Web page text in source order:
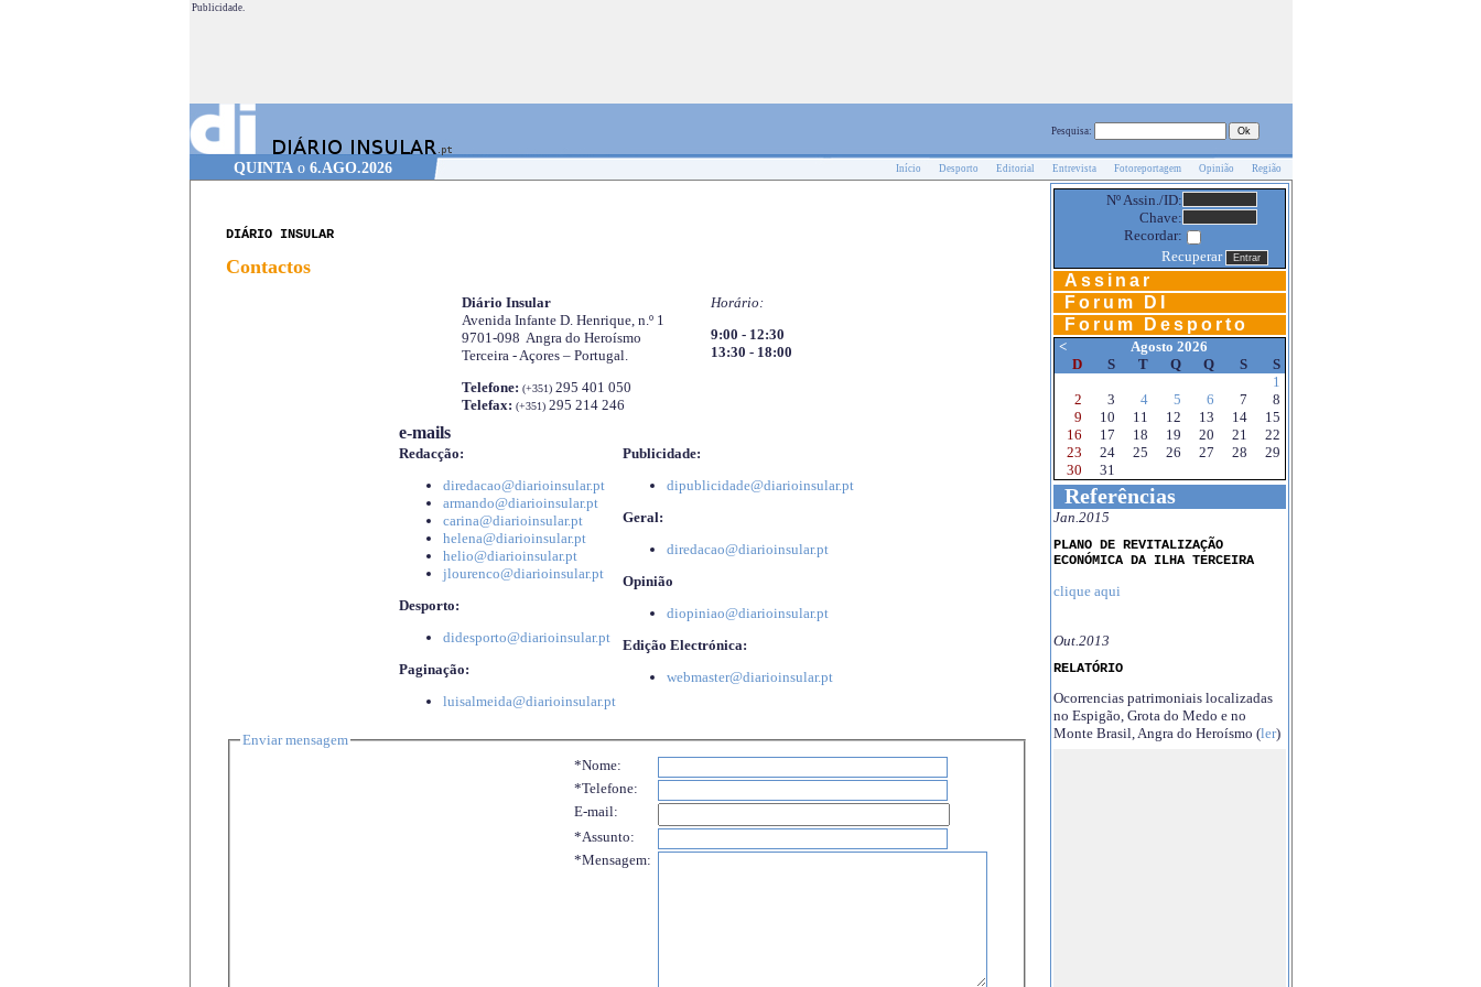
Publicidade.
Pesquisa:
QUINTA o 6.AGO.2026 Início Desporto Editorial Entrevista Fotoreportagem Opinião Região
DIÁRIO INSULAR
Contactos
Diário Insular
Avenida Infante D. Henrique, n.º 1
9701-098 Angra do Heroísmo
Terceira - Açores – Portugal.
Telefone: (+351)295 401 050
Telefax: (+351)295 214 246
Horário:
9:00 - 12:30
13:30 - 18:00
e-mails
Redacção:
diredacao@diarioinsular.pt
armando@diarioinsular.pt
carina@diarioinsular.pt
helena@diarioinsular.pt
helio@diarioinsular.pt
jlourenco@diarioinsular.pt
Desporto:
didesporto@diarioinsular.pt
Paginação:
luisalmeida@diarioinsular.pt
Publicidade:
dipublicidade@diarioinsular.pt
Geral:
diredacao@diarioinsular.pt
Opinião
diopiniao@diarioinsular.pt
Edição Electrónica:
webmaster@diarioinsular.pt
Enviar mensagem
*Nome:
*Telefone:
E-mail:
*Assunto:
*Mensagem:
Nº Assin./ID:
Chave:
Recordar:
Recuperar
Assinar
Forum DI
Forum Desporto
<
Agosto 2026
D
S T Q Q S
S
1
2
3 4 5 6 7
8
9
10 11 12 13 14
15
16
17 18 19 20 21
22
23
24 25 26 27 28
29
30
31
Referências
Jan.2015
PLANO DE REVITALIZAÇÃO
ECONÓMICA DA ILHA TERCEIRA
clique aqui
Out.2013
RELATÓRIO
Ocorrencias patrimoniais localizadas
no Espigão, Grota do Medo e no
Monte Brasil, Angra do Heroísmo (ler)